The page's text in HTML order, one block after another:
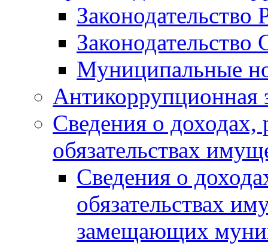
Законодательство
Муниципальные
Антикоррупционная
Сведения о доходах,
обязательствах
Сведения о
обязательствах
замещающих